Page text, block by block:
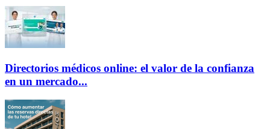
Directorios médicos online: el valor de la confianza
en un mercado...